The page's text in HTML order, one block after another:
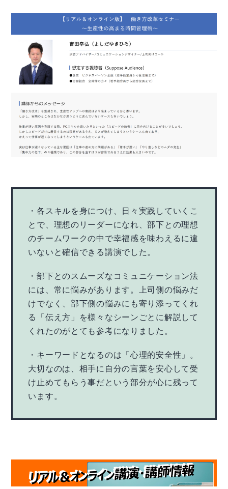
・各スキルを身につけ、日々実践していくこ
とで、理想のリーダーになれ、部下との理想
のチームワークの中で幸福感を味わえるに違
いないと確信できる講演でした。
・部下とのスムーズなコミュニケーション法
には、常に悩みがあります。上司側の悩みだ
けでなく、部下側の悩みにも寄り添ってくれ
る「伝え方」を様々なシーンごとに解説して
くれたのがとても参考になりました。
・キーワードとなるのは「心理的安全性」。
大切なのは、相手に自分の言葉を安心して受
け止めてもらう事だという部分が心に残って
います。